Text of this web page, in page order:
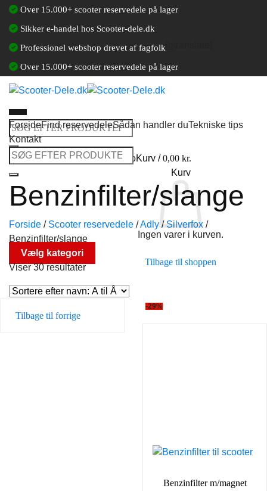
Fortsæt
indhold
Over 15.000+ scooter reservedele på lager
Sikker e-handel hos Scooter-dele.dk
Professionel webshop drevet af fagfolk
Over 15.000+ scooter reservedele på lager
Søg
efter:
Log ind / Opret en kundekontoKurv /0,00 kr.
Kurv
Ingen varer i kurven.
Tilbage til shoppen
ForsideFind reservedeleSådan handler duTekniske tips
Kontakt
Søg
efter:
Benzinfilter/slange
Forside / Scooter reservedele /Adly / Silverfox /
Benzinfilter/slange
Vælg kategori
Viser 30 resultater
Tilbage til forrige
-29%
Benzinfilter m/magnet